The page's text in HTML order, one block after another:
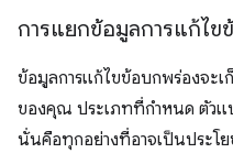
การแยกข้อมูลการแก้ไข
ข้อมูลการแก้ไขข้อบกพร่องจะเ
ของคุณ ประเภทที่กําหนด ตัวแ
นั่นคือทุกอย่างที่อาจเป็นประโ